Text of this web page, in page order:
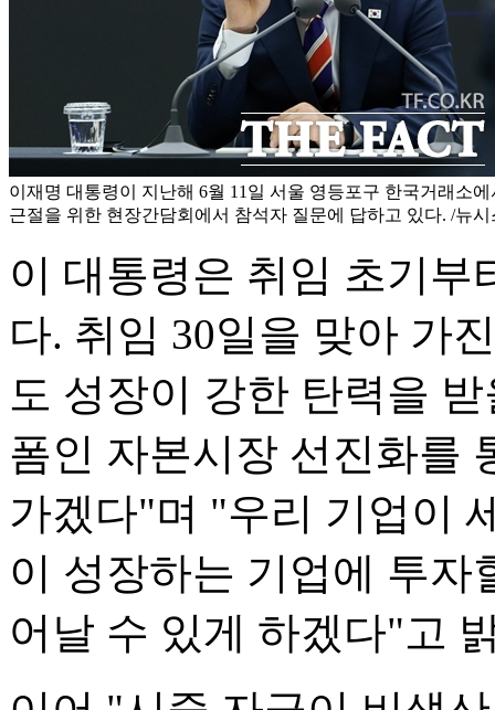
이재명 대통령이 지난해 6월 11일 서울 영등포구 한국거래소
근절을 위한 현장간담회에서 참석자 질문에 답하고 있다. /뉴시
이 대통령은 취임 초기부
다. 취임 30일을 맞아 가
도 성장이 강한 탄력을
폼인 자본시장 선진화를
가겠다"며 "우리 기업이
이 성장하는 기업에 투자
어날 수 있게 하겠다"고